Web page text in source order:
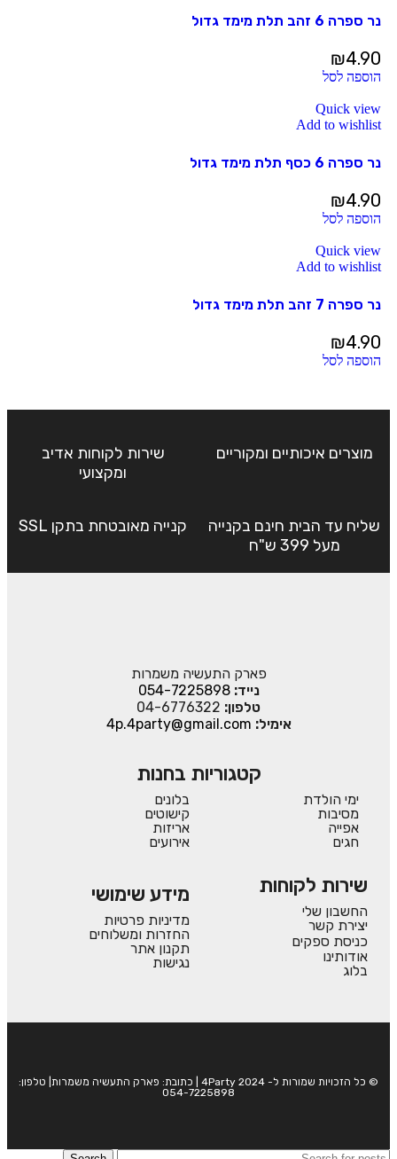
נר ספרה 6 זהב תלת מימד גדול
₪4.90
הוספה לסל
Quick view
Add to wishlist
נר ספרה 6 כסף תלת מימד גדול
₪4.90
הוספה לסל
Quick view
Add to wishlist
נר ספרה 7 זהב תלת מימד גדול
₪4.90
הוספה לסל
מוצרים איכותיים ומקוריים
שירות לקוחות אדיב
ומקצועי
שליח עד הבית חינם בקנייה
מעל 399 ש"ח
קנייה מאובטחת בתקן SSL
פארק התעשיה משמרות
נייד:054-7225898
טלפון: 04-6776322
אימיל: 4p.4party@gmail.com
קטגוריות בחנות
ימי הולדת
מסיבות
אפייה
חגים
בלונים
קישוטים
אריזות
אירועים
שירות לקוחות
החשבון שלי
יצירת קשר
כניסת ספקים
אודותינו
בלוג
מידע שימושי
מדיניות פרטיות
החזרות ומשלוחים
תקנון אתר
נגישות
© כל הזכויות שמורות ל- 4Party 2024 | כתובת: פארק התעשיה משמרות| טלפון:
054-7225898